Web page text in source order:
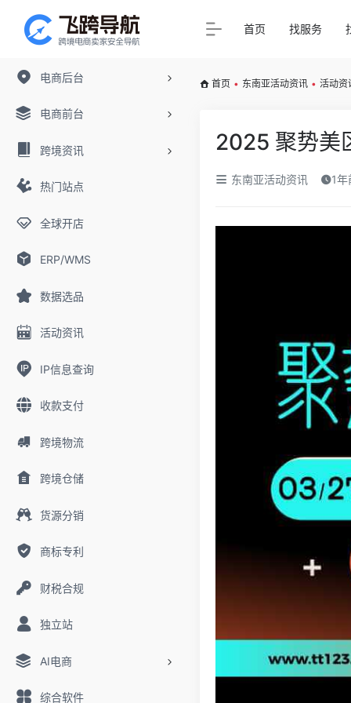
电商后台
电商前台
跨境资讯
热门站点
全球开店
ERP/WMS
数据选品
活动资讯
IP信息查询
收款支付
跨境物流
跨境仓储
货源分销
商标专利
财税合规
独立站
AI电商
综合软件
首页 找服务
首页 • 东南亚活动资讯 • 活动资
2025 聚势美
东南亚活动资讯 1